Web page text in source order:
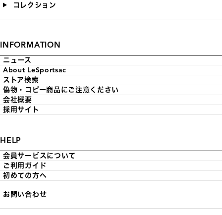
コレクション
INFORMATION
ニュース
About LeSportsac
ストア検索
偽物・コピー商品にご注意ください
会社概要
採用サイト
HELP
会員サービスについて
ご利用ガイド
初めての方へ
お問い合わせ